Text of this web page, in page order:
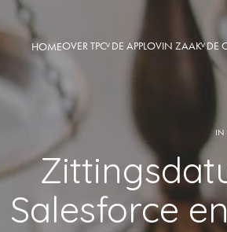
HOMEOVER TPC DE APPLOVIN ZAAK DE
IN
Salesforce